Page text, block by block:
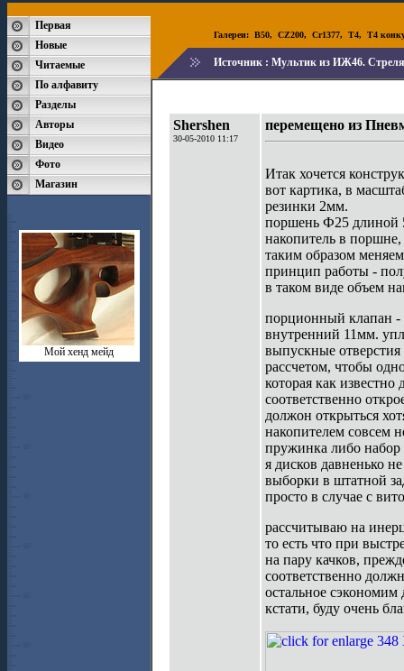
Первая
Новые
Читаемые
По алфавиту
Разделы
Авторы
Видео
Фото
Магазин
Мой хенд мейд
Галереи: B50, CZ200, Cr1377, T4, T4
Источник : Мультик из ИЖ46.
Shershen
30-05-2010 11:17
перемещено из
Итак хочется
вот картика, в
резинки 2мм.
поршень Ф25 длиной
накопитель в поршне,
таким образом
принцип работы -
в таком виде объем
порционный клапан -
внутренний 11мм.
выпускные
рассчетом, чтобы
которая как известно
соответственно
должон открыться
накопителем совсем
пружинка либо набор
я дисков давненько
выборки в штатной
просто в случае с
рассчитываю на
то есть что при
на пару качков,
соответственно
остальное
кстати, буду очень